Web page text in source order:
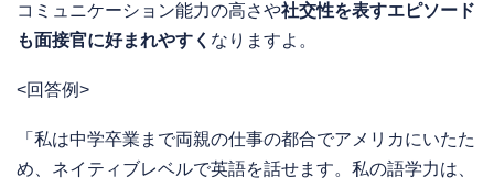
コミュニケーション能力の高さや社交性を表すエピソード
も面接官に好まれやすく なりますよ。
<回答例>
「私は中学卒業まで両親の仕事の都合でアメリカにいたた
め、ネイティブレベルで英語を話せます。私の語学力は、